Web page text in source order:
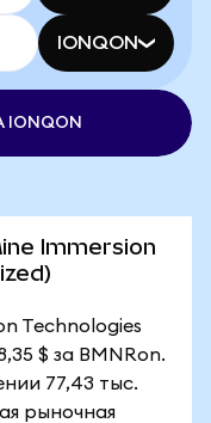
IONQON
IONQON
Immersion
Technologies
$ за BMNRon.
77,43 тыс.
рыночная